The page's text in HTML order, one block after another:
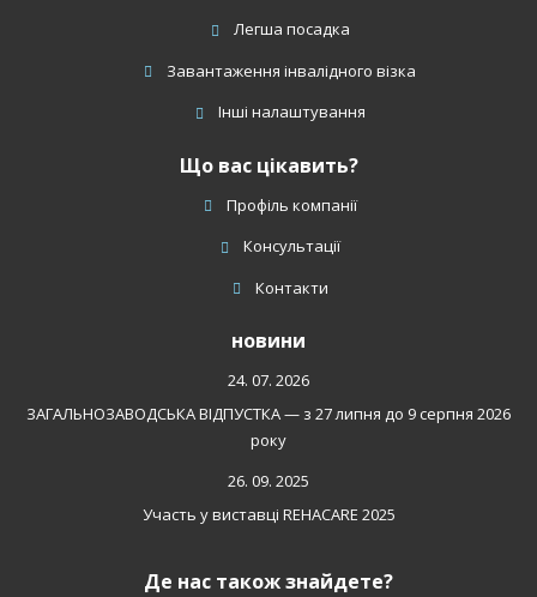
Легша посадка
Завантаження інвалідного візка
Інші налаштування
Що вас цікавить?
Профіль компанії
Консультації
Контакти
новини
24. 07. 2026
ЗАГАЛЬНОЗАВОДСЬКА ВІДПУСТКА — з 27 липня до 9 серпня 2026
року
26. 09. 2025
Участь у виставці REHACARE 2025
Де нас також знайдете?